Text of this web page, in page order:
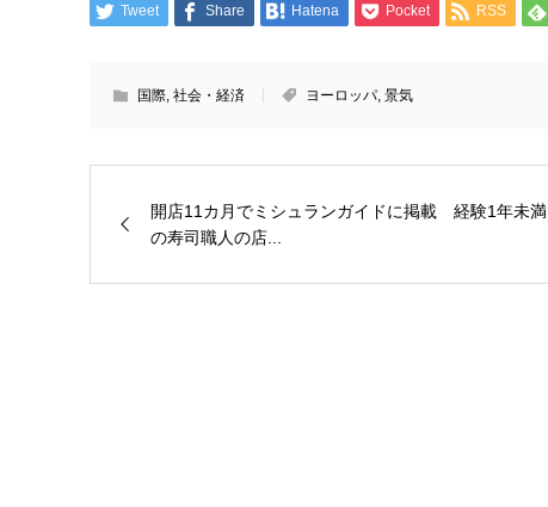
Tweet Share Hatena Pocket RSS
国際, 社会・経済 ヨーロッパ, 景気
開店11カ月でミシュランガイドに掲載 経験1年未満
の寿司職人の店...